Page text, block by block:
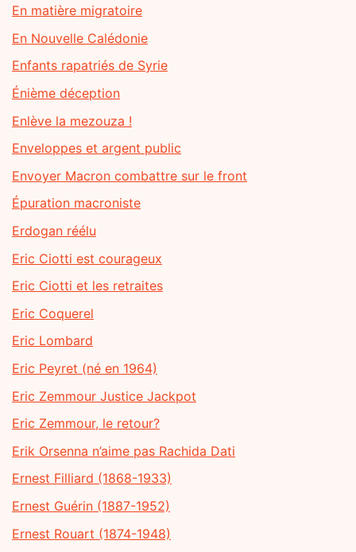
En matière migratoire
En Nouvelle Calédonie
Enfants rapatriés de Syrie
Énième déception
Enlève la mezouza !
Enveloppes et argent public
Envoyer Macron combattre sur le front
Épuration macroniste
Erdogan réélu
Eric Ciotti est courageux
Eric Ciotti et les retraites
Eric Coquerel
Eric Lombard
Eric Peyret (né en 1964)
Eric Zemmour Justice Jackpot
Eric Zemmour, le retour?
Erik Orsenna n’aime pas Rachida Dati
Ernest Filliard (1868-1933)
Ernest Guérin (1887-1952)
Ernest Rouart (1874-1948)